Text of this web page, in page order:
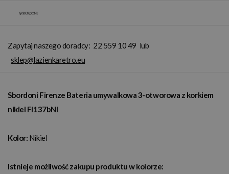
Zapytaj naszego doradcy: 22 559 10 49 lub
sklep@lazienkaretro.eu
Sbordoni Firenze Bateria umywalkowa 3-otworowa z korkiem
nikiel FI137bNI
Kolor: Nikiel
Istnieje możliwość zakupu produktu w kolorze: